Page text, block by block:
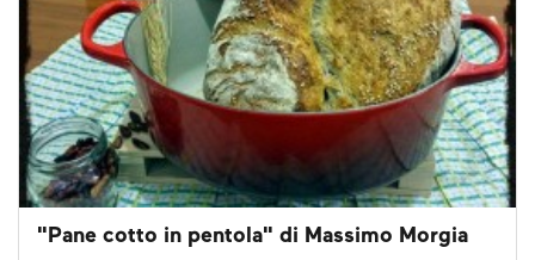
"Pane cotto in pentola" di Massimo Morgia